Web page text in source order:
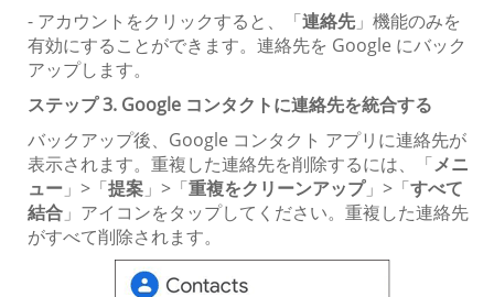
- アカウントをクリックすると、「連絡先」機能のみを
有効にすることができます。連絡先を Google にバック
アップします。
ステップ 3. Google コンタクトに連絡先を統合する
バックアップ後、Google コンタクト アプリに連絡先が
表示されます。重複した連絡先を削除するには、「メニ
ュー 」>「提案 」>「重複をクリーンアップ」>「すべて
結合 」アイコンをタップしてください。重複した連絡先
がすべて削除されます。